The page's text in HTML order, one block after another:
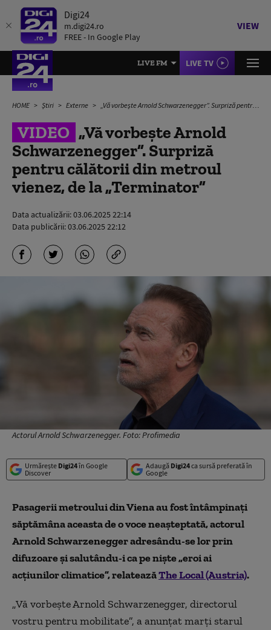
Digi24
m.digi24.ro
FREE - In Google Play
VIEW
LIVE FM LIVE TV
HOME Știri Externe „Vă vorbește Arnold Schwarzenegger”. Surpriză pentru călătorii din metroul vienez, de la „Terminator”
VIDEO „Vă vorbește Arnold
Schwarzenegger”. Surpriză
pentru călătorii din metroul
vienez, de la „Terminator”
Data actualizării:03.06.2025 22:14
Data publicării:03.06.2025 22:12
Actorul Arnold Schwarzenegger. Foto: Profimedia
Urmărește Digi24în Google
Discover
Adaugă Digi24ca sursă preferată în
Google
Pasagerii metroului din Viena au fost întâmpinați
săptămâna aceasta de o voce neașteptată, actorul
Arnold Schwarzenegger adresându-se lor prin
difuzoare și salutându-i ca pe niște „eroi ai
acțiunilor climatice”, relateazăThe Local (Austria).
„Vă vorbește Arnold Schwarzenegger, directorul
vostru pentru mobilitate”, a anunțat marți starul